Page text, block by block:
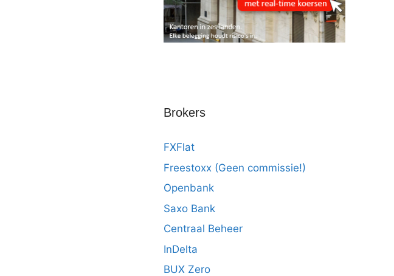
Brokers
FXFlat
Freestoxx (Geen commissie!)
Openbank
Saxo Bank
Centraal Beheer
InDelta
BUX Zero